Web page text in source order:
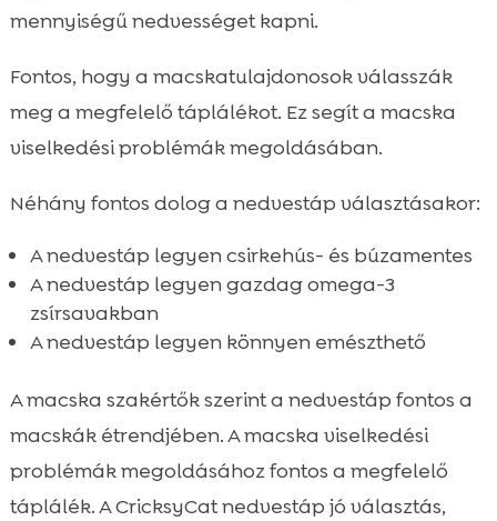
mennyiségű nedvességet kapni.
Fontos, hogy a macskatulajdonosok válasszák
meg a megfelelő táplálékot. Ez segít a macska
viselkedési problémák megoldásában.
Néhány fontos dolog a nedvestáp választásakor:
A nedvestáp legyen csirkehús- és búzamentes
A nedvestáp legyen gazdag omega-3
zsírsavakban
A nedvestáp legyen könnyen emészthető
A macska szakértők szerint a nedvestáp fontos a
macskák étrendjében. A macska viselkedési
problémák megoldásához fontos a megfelelő
táplálék. A CricksyCat nedvestáp jó választás,